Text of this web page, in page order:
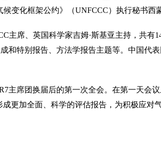
候变化框架公约》（UNFCCC）执行秘书西
主席、英国科学家吉姆·斯基亚主持，共有
和特别报告、方法学报告主题等。中国代
主席团换届后的第一次全会。在第一天会
更加全面、科学的评估报告，为积极应对